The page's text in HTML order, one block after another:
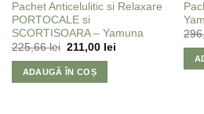
Pachet Anticelulitic si Relaxare
PORTOCALE si
SCORTISOARA – Yamuna
225,66lei 211,00 lei
ADAUGĂ ÎN COȘ